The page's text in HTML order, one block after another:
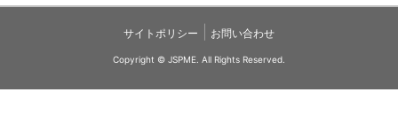
サイトポリシー お問い合わせ
Copyright © JSPME. All Rights Reserved.